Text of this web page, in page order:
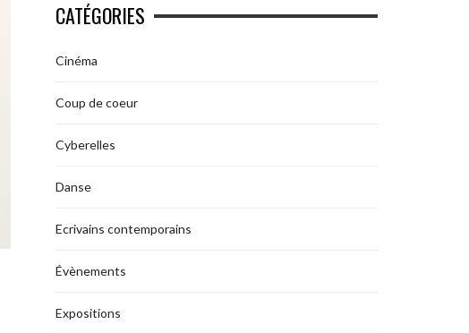
CATÉGORIES
Cinéma
Coup de coeur
Cyberelles
Danse
Ecrivains contemporains
Évènements
Expositions